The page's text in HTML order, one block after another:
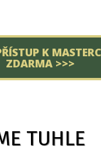
K
ZDARMA >>>
TUHLE